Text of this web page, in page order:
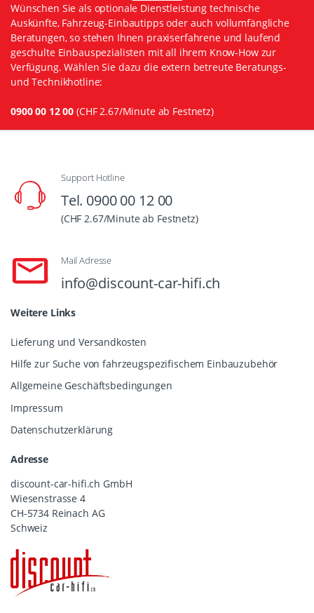
Wünschen Sie als optionale Dienstleistung technische
Auskünfte, Fahrzeug-Einbautipps oder auch vollumfängliche
Beratungen, so stehen Ihnen praxiserfahrene und laufend
geschulte Einbauspezialisten mit all ihrem Know-How zur
Verfügung. Wählen Sie dazu die extern betreute Beratungs-
und Technikhotline:
0900 00 12 00 (CHF 2.67/Minute ab Festnetz)
Support Hotline
Tel. 0900 00 12 00
(CHF 2.67/Minute ab Festnetz)
Mail Adresse
info@discount-car-hifi.ch
Weitere Links
Lieferung und Versandkosten
Hilfe zur Suche von fahrzeugspezifischem Einbauzubehör
Allgemeine Geschäftsbedingungen
Impressum
Datenschutzerklärung
Adresse
discount-car-hifi.ch GmbH
Wiesenstrasse 4
CH-5734 Reinach AG
Schweiz